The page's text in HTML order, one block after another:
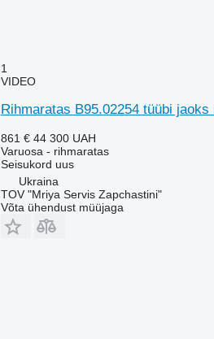
1
VIDEO
Rihmaratas B95.02254 tüübi
861 € 44 300 UAH
Varuosa - rihmaratas
Seisukord uus
Ukraina
TOV "Mriya Servis Zapchastini"
Võta ühendust müüjaga